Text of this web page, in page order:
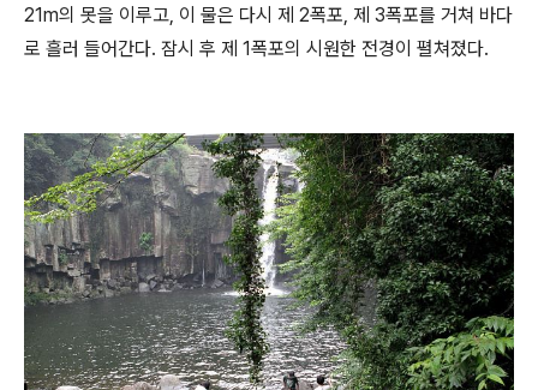
21m의 못을 이루고, 이 물은 다시 제 2폭포, 제 3폭포를 거쳐 바다
로 흘러 들어간다. 잠시 후 제 1폭포의 시원한 전경이 펼쳐졌다.